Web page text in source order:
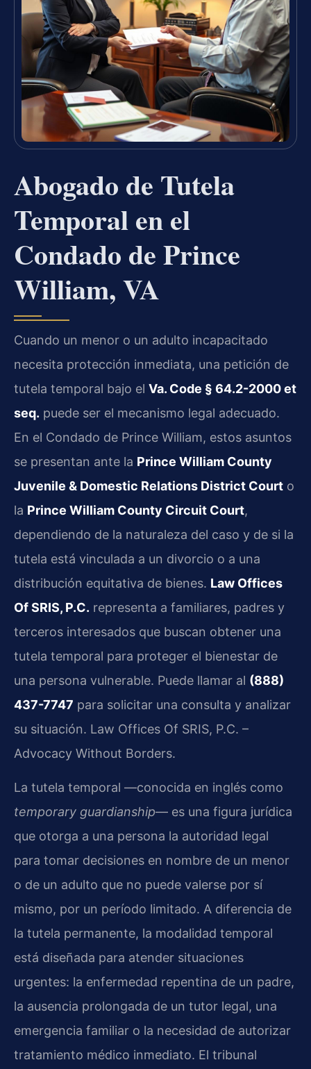
Abogado de Tutela
Temporal en el
Condado de Prince
William, VA
Cuando un menor o un adulto incapacitado
necesita protección inmediata, una petición de
tutela temporal bajo el Va. Code § 64.2-2000 et
seq. puede ser el mecanismo legal adecuado.
En el Condado de Prince William, estos asuntos
se presentan ante la Prince William County
Juvenile & Domestic Relations District Court o
la Prince William County Circuit Court,
dependiendo de la naturaleza del caso y de si la
tutela está vinculada a un divorcio o a una
distribución equitativa de bienes. Law Offices
Of SRIS, P.C. representa a familiares, padres y
terceros interesados que buscan obtener una
tutela temporal para proteger el bienestar de
una persona vulnerable. Puede llamar al (888)
437-7747 para solicitar una consulta y analizar
su situación. Law Offices Of SRIS, P.C. –
Advocacy Without Borders.
La tutela temporal —conocida en inglés como
temporary guardianship— es una figura jurídica
que otorga a una persona la autoridad legal
para tomar decisiones en nombre de un menor
o de un adulto que no puede valerse por sí
mismo, por un período limitado. A diferencia de
la tutela permanente, la modalidad temporal
está diseñada para atender situaciones
urgentes: la enfermedad repentina de un padre,
la ausencia prolongada de un tutor legal, una
emergencia familiar o la necesidad de autorizar
tratamiento médico inmediato. El tribunal